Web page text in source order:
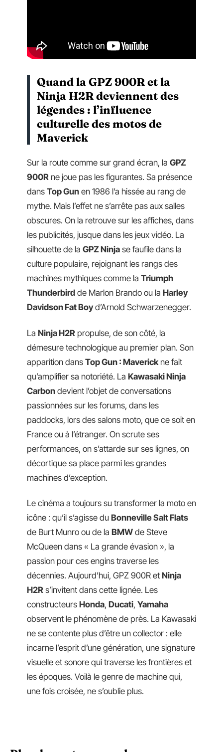
Quand la GPZ 900R et la
Ninja H2R deviennent des
légendes : l’influence
culturelle des motos de
Maverick
Sur la route comme sur grand écran, la GPZ
900R ne joue pas les figurantes. Sa présence
dans Top Gun en 1986 l’a hissée au rang de
mythe. Mais l’effet ne s’arrête pas aux salles
obscures. On la retrouve sur les affiches, dans
les publicités, jusque dans les jeux vidéo. La
silhouette de la GPZ Ninja se faufile dans la
culture populaire, rejoignant les rangs des
machines mythiques comme la Triumph
Thunderbird de Marlon Brando ou la Harley
Davidson Fat Boyd’Arnold Schwarzenegger.
La Ninja H2R propulse, de son côté, la
démesure technologique au premier plan. Son
apparition dans Top Gun : Maverick ne fait
qu’amplifier sa notoriété. La Kawasaki Ninja
Carbon devient l’objet de conversations
passionnées sur les forums, dans les
paddocks, lors des salons moto, que ce soit en
France ou à l’étranger. On scrute ses
performances, on s’attarde sur ses lignes, on
décortique sa place parmi les grandes
machines d’exception.
Le cinéma a toujours su transformer la moto en
icône : qu’il s’agisse du Bonneville Salt Flats
de Burt Munro ou de la BMW de Steve
McQueen dans « La grande évasion », la
passion pour ces engins traverse les
décennies. Aujourd’hui, GPZ 900R et Ninja
H2R s’invitent dans cette lignée. Les
constructeurs Honda, Ducati, Yamaha
observent le phénomène de près. La Kawasaki
ne se contente plus d’être un collector : elle
incarne l’esprit d’une génération, une signature
visuelle et sonore qui traverse les frontières et
les époques. Voilà le genre de machine qui,
une fois croisée, ne s’oublie plus.